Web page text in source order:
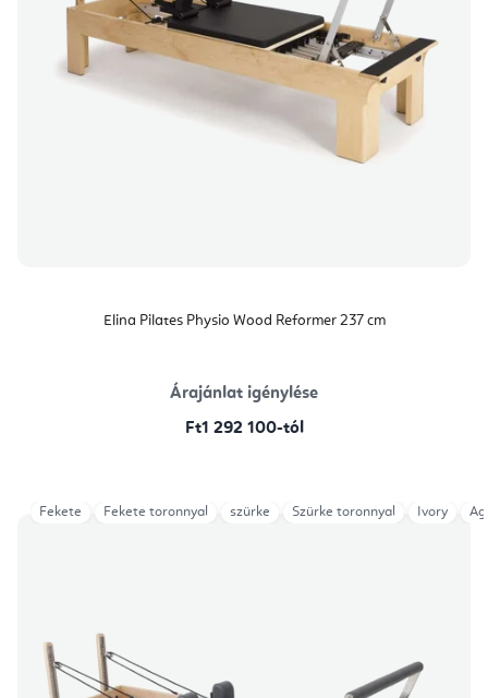
Elina Pilates Physio Wood Reformer 237 cm
Árajánlat igénylése
Ft1 292 100-tól
Fekete Fekete toronnyal szürke Szürke toronnyal Ivory